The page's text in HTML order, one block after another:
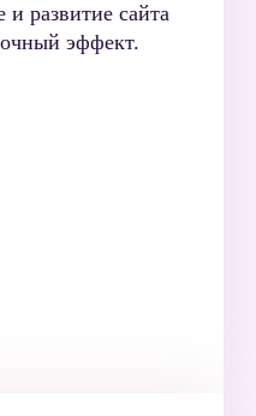
развитие сайта
эффект.